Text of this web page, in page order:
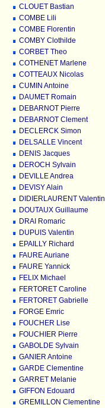
CLOUET Bastian
COMBE Lili
COMBE Florentin
COMBY Clothilde
CORBET Theo
COTHENET Marlene
COTTEAUX Nicolas
CUMIN Antoine
DAUMET Romain
DEBARNOT Pierre
DEBARNOT Clement
DECLERCK Simon
DELSALLE Vincent
DENIS Jacques
DEROCH Sylvain
DEVILLE Andrea
DEVISY Alain
DIDIERLAURENT Valentin
DOUTAUX Guillaume
DRAI Romaric
DUPUIS Valentin
EPAILLY Richard
FAURE Auriane
FAURE Yannick
FELIX Michael
FERTORET Caroline
FERTORET Gabrielle
FORGE Emric
FOUCHER Lise
FOUCHIER Pierre
GABOLDE Sylvain
GANIER Antoine
GARDE Clementine
GARRET Melanie
GIFFON Edouard
GREMILLON Clementine